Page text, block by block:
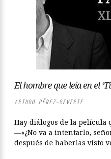
El hombre que leía en el
ARTURO PÉREZ-REVERTE
Hay diálogos de la película
—«¿No va a intentarlo,
después de haberlas visto